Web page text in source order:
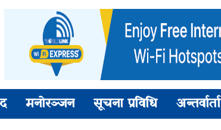
मनोरञ्जन सूचना प्रविधि अन्तर्वार्ता